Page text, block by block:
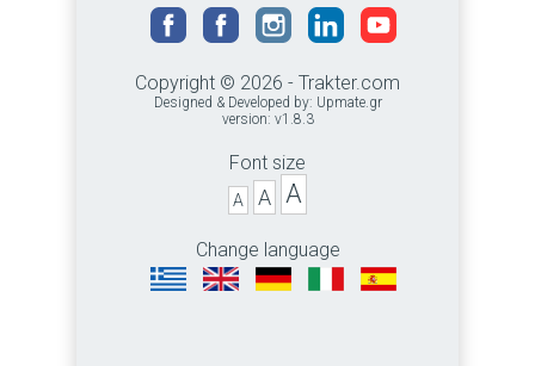
Copyright © 2026 - Trakter.com
Designed & Developed by: Upmate.gr
version: v1.8.3
Font size
A A A
Change language